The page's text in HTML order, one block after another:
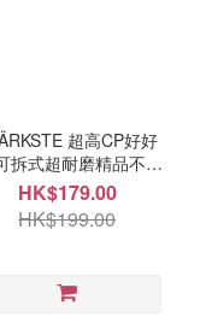
超高CP好好
拆式超耐磨精品不沾
鍋四件組 10月中
HK$179.00
HK$199.00